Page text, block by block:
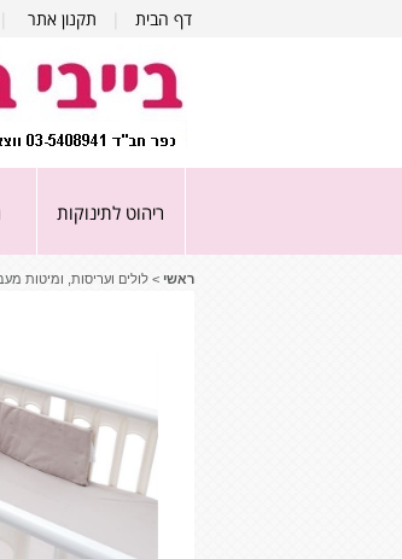
דף הבית תקנון אתר
ריהוט לתינוקות
ראשי > לולים ועריסות, ומיטות